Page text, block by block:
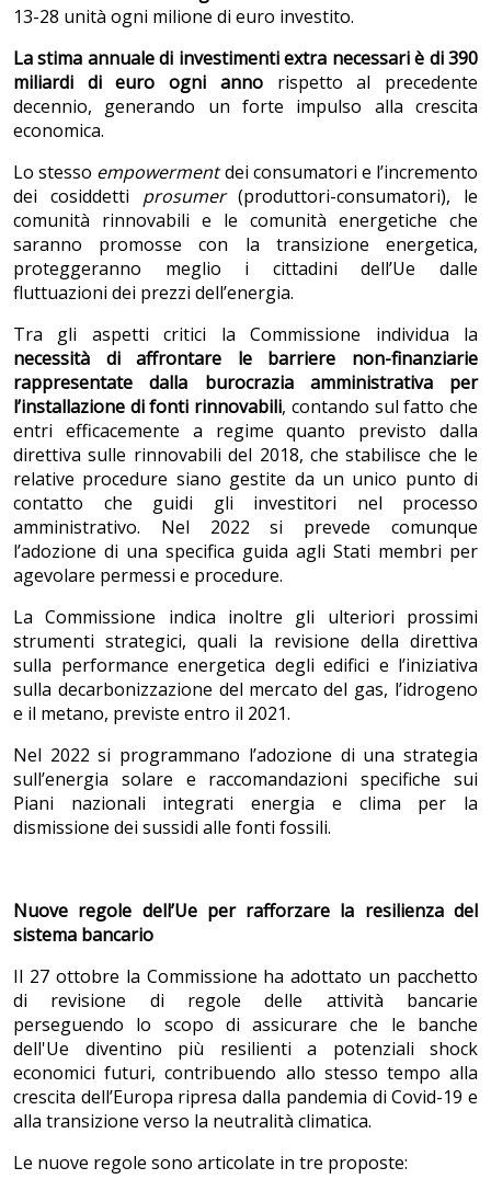
13-28 unità ogni milione di euro investito.
La stima annuale di investimenti extra necessari è di 390
miliardi di euro ogni annorispetto al precedente
decennio, generando un forte impulso alla crescita
economica.
Lo stesso empowermentdei consumatori e l’incremento
dei cosiddetti prosumer(produttori-consumatori), le
comunità rinnovabili e le comunità energetiche che
saranno promosse con la transizione energetica,
proteggeranno meglio i cittadini dell’Ue dalle
fluttuazioni dei prezzi dell’energia.
Tra gli aspetti critici la Commissione individua la
necessità di affrontare le barriere non-finanziarie
rappresentate dalla burocrazia amministrativa per
l’installazione di fonti rinnovabili, contando sul fatto che
entri efficacemente a regime quanto previsto dalla
direttiva sulle rinnovabili del 2018, che stabilisce che le
relative procedure siano gestite da un unico punto di
contatto che guidi gli investitori nel processo
amministrativo. Nel 2022 si prevede comunque
l’adozione di una specifica guida agli Stati membri per
agevolare permessi e procedure.
La Commissione indica inoltre gli ulteriori prossimi
strumenti strategici, quali la revisione della direttiva
sulla performance energetica degli edifici e l’iniziativa
sulla decarbonizzazione del mercato del gas, l’idrogeno
e il metano, previste entro il 2021.
Nel 2022 si programmano l’adozione di una strategia
sull’energia solare e raccomandazioni specifiche sui
Piani nazionali integrati energia e clima per la
dismissione dei sussidi alle fonti fossili.
Nuove regole dell’Ue per rafforzare la resilienza del
sistema bancario
Il 27 ottobre la Commissione ha adottato un pacchetto
di revisione di regole delle attività bancarie
perseguendo lo scopo di assicurare che le banche
dell'Ue diventino più resilienti a potenziali shock
economici futuri, contribuendo allo stesso tempo alla
crescita dell’Europa ripresa dalla pandemia di Covid-19 e
alla transizione verso la neutralità climatica.
Le nuove regole sono articolate in tre proposte: